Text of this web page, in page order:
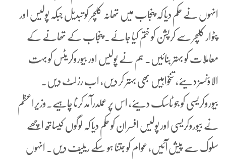
انہوں نے حکم دیا کہ پنجاب میں تھانہ کلچر کو تبدیل جبکہ پولیس اور
پٹوار کلچر سے کرپشن کو ختم کیا جائے۔ پنجاب کے تھانے کے
معاملات کو بہتر بنائیں۔ ہم نے پولیس اور بیوروکریٹس کو بہت
الاؤنسز دیئے، تنخواہیں بھی بہتر کر دیں، اب رزلٹ دیں۔
بیوروکریسی کو جو ٹاسک دیئے، اس پر عملدرآمد کرنا چاہیے۔وزیراعظم
نے بیوروکریسی اور پولیس افسران کو حکم دیا کہ لوگوں کیساتھ اچھے
سلوک سے پیش آئیں، عوام کو جتنا ہو سکے ریلیف دیں۔ انہوں